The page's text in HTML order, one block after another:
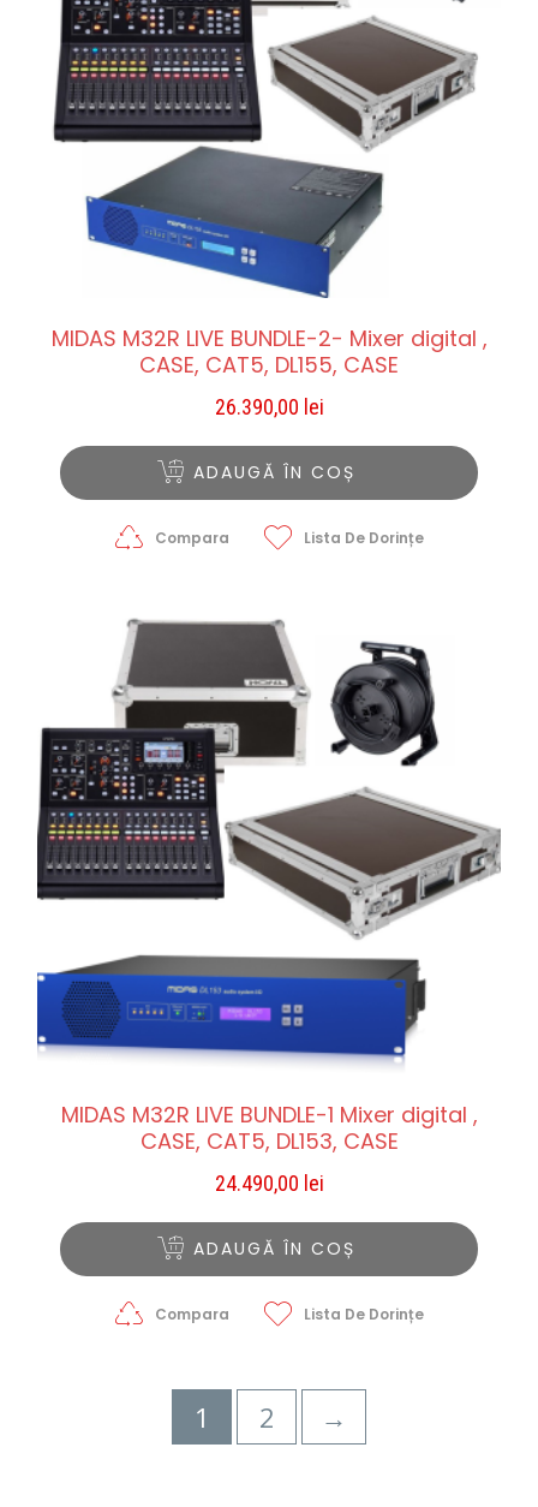
MIDAS M32R LIVE BUNDLE-2- Mixer digital ,
CASE, CAT5, DL155, CASE
26.390,00 lei
ADAUGĂ ÎN COȘ
Compara Lista De Dorințe
MIDAS M32R LIVE BUNDLE-1 Mixer digital ,
CASE, CAT5, DL153, CASE
24.490,00 lei
ADAUGĂ ÎN COȘ
Compara Lista De Dorințe
1 2 →